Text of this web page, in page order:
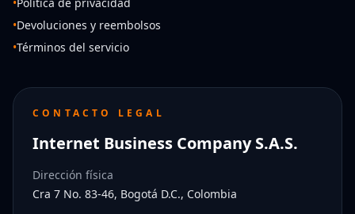
•Devoluciones y reembolsos
•Términos del servicio
CONTACTO LEGAL
Internet Business Company S.A.S.
Dirección física
Cra 7 No. 83-46, Bogotá D.C., Colombia